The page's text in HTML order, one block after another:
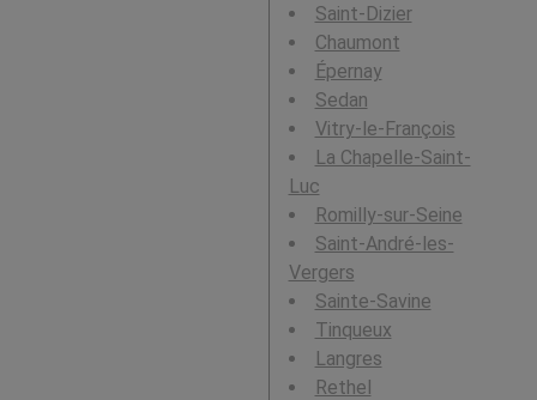
Saint-Dizier
Chaumont
Épernay
Sedan
Vitry-le-François
La Chapelle-Saint-
Luc
Romilly-sur-Seine
Saint-André-les-
Vergers
Sainte-Savine
Tinqueux
Langres
Rethel